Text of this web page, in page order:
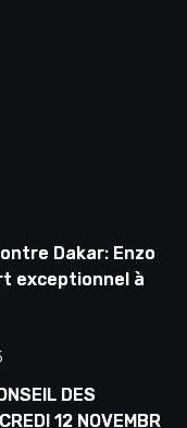
Dakar: Enzo
exceptionnel à
DES
12 NOVEMBRE